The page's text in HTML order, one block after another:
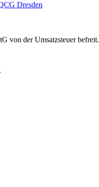
Dresden
von der Umsatzsteuer befreit.